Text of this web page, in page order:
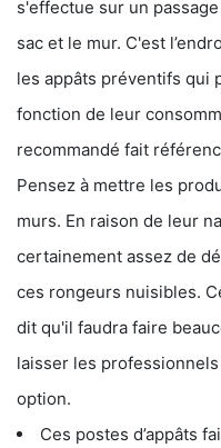
s'effectue sur un
sac et le mur. C'est
les appâts préventifs qui
fonction de leur
recommandé fait
Pensez à mettre les
murs. En raison de leur
certainement assez de
ces rongeurs nuisibles.
dit qu'il faudra faire
laisser les
option.
Ces postes d’appâts